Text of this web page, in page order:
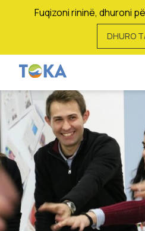
Fuqizoni rininë, dhuroni
DHURO